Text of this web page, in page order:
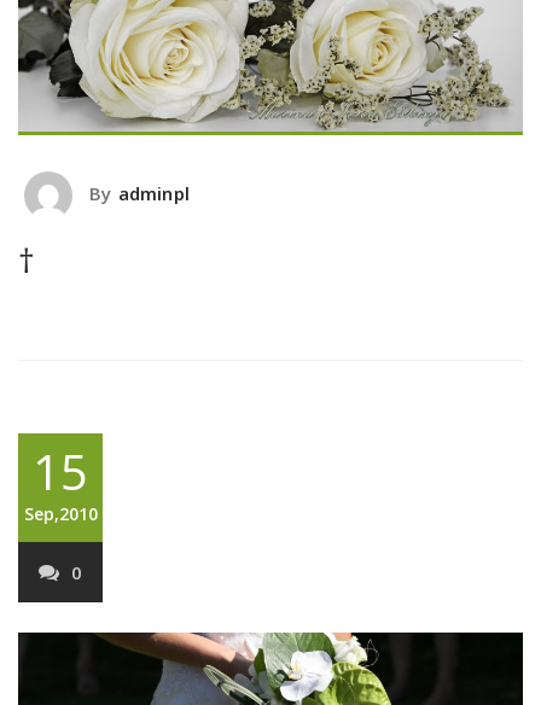
By adminpl
†
15
Sep,2010
0